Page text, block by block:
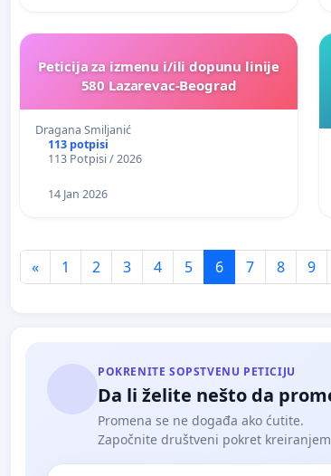
Peticija za izmenu i/ili dopunu linije
580 Lazarevac-Beograd
Dragana Smiljanić
113 potpisi
113 Potpisi / 2026
14 Jan 2026
« 1 2 3 4 5 6 7 8 9
POKRENITE SOPSTVENU PETICIJU
Da li želite nešto da
Promena se ne događa ako ćutite.
Započnite društveni pokret